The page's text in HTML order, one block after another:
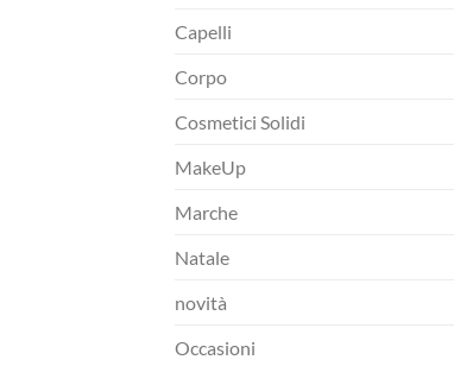
Capelli
Corpo
Cosmetici Solidi
MakeUp
Marche
Natale
novità
Occasioni